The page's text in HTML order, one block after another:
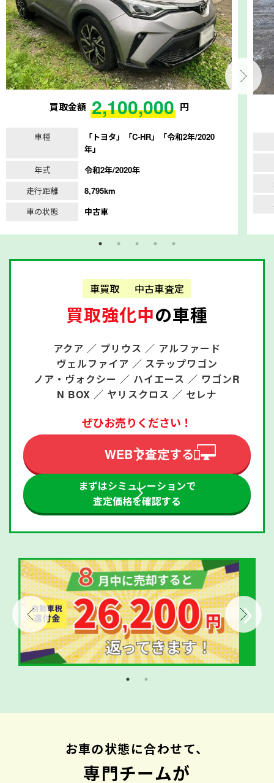
買取金額 2,100,000 円
車種
「トヨタ」「C-HR」「令和2年/2020
年」
年式
令和2年/2020年
走行距離
8,795km
車の状態
中古車
車買取 中古車査定
買取強化中の車種
アクア ／ プリウス ／ アルファード
ヴェルファイア ／ ステップワゴン
ノア・ヴォクシー ／ ハイエース ／ ワゴンR
N BOX ／ ヤリスクロス ／ セレナ
ぜひお売りください！
WEBで査定する
まずはシミュレーションで
査定価格を確認する
お車の状態に合わせて、
専門チームが